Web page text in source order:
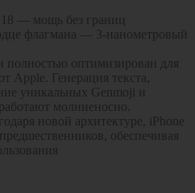
— мощь без границ
флагмана — 3-нанометровый
полностью оптимизирован для
Apple. Генерация текста,
уникальных Genmoji и
молниеносно.
новой архитектуре, iPhone
обеспечивая